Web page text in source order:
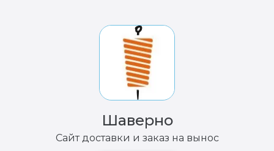
Шаверно
Сайт доставки и заказ на вынос